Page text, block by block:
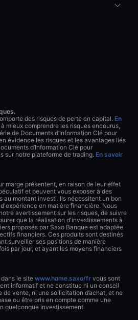
des risques de perte en capital. En
mieux comprendre les risques encourus,
de Documents d’Information Clé pour
évidence les risques et les avantages liés
d’Information Clé pour
sur notre plateforme de trading. En savoir
marge présentent, en raison de leur effet
et peuvent vous exposer à des
au montant investi. Ils nécessitent un bon
en matière financière. Nous
avertissement sur les risques, de suivre
que la réalisation d'investissements à
proposés par Saxo Banque est adaptée
financiers. Ces produits sont destinés
surveiller ses positions de manière
par jour, et ayant les moyens financiers
le site www.home.saxo/fr vous sont
informatif et ne constitue ni un conseil
de vente, ni une sollicitation d’achat, et ne
ou être pris en compte comme une
quelconque investissement.